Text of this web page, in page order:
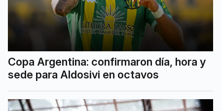
Copa Argentina: confirmaron día, hora y
sede para Aldosivi en octavos